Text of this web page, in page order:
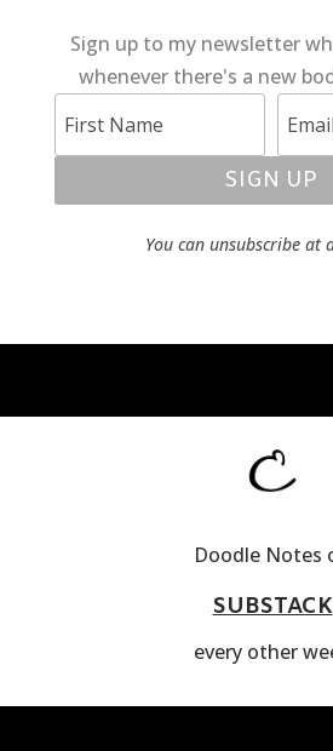
Sign up to my newsletter
whenever there's a new
SIGN UP
You can unsubscribe at
Doodle Notes
SUBSTACK
every other